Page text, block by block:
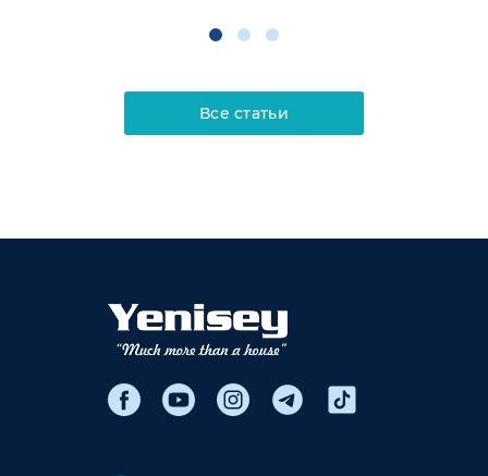
Все статьи